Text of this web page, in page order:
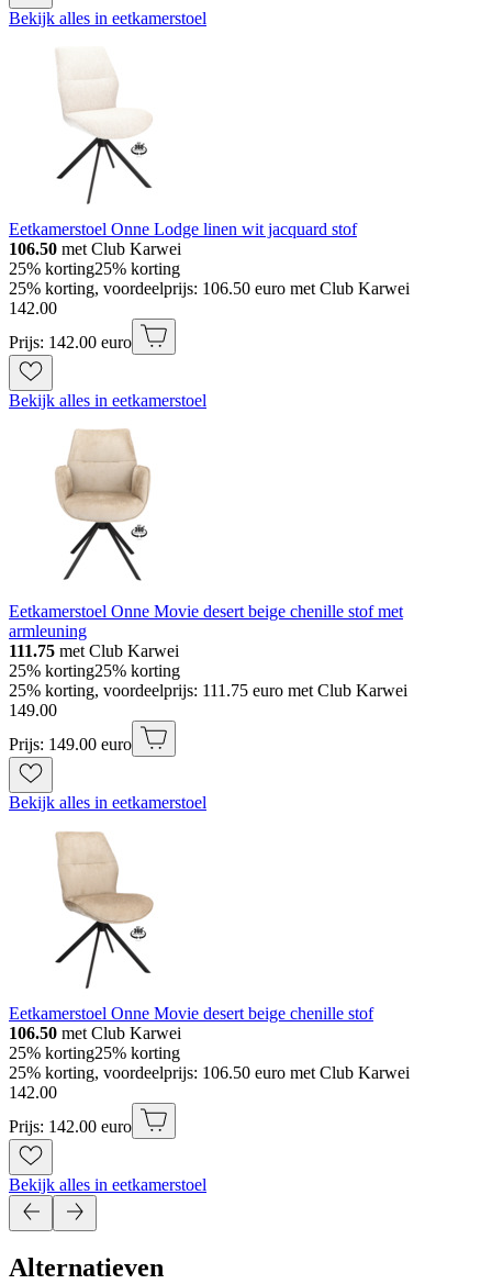
Bekijk alles in eetkamerstoel
Eetkamerstoel Onne Lodge linen wit jacquard stof
106.50 met Club Karwei
25% korting25% korting
25% korting, voordeelprijs: 106.50 euro met Club Karwei
142.00
Prijs: 142.00 euro
Bekijk alles in eetkamerstoel
Eetkamerstoel Onne Movie desert beige chenille stof met
armleuning
111.75 met Club Karwei
25% korting25% korting
25% korting, voordeelprijs: 111.75 euro met Club Karwei
149.00
Prijs: 149.00 euro
Bekijk alles in eetkamerstoel
Eetkamerstoel Onne Movie desert beige chenille stof
106.50 met Club Karwei
25% korting25% korting
25% korting, voordeelprijs: 106.50 euro met Club Karwei
142.00
Prijs: 142.00 euro
Bekijk alles in eetkamerstoel
Alternatieven